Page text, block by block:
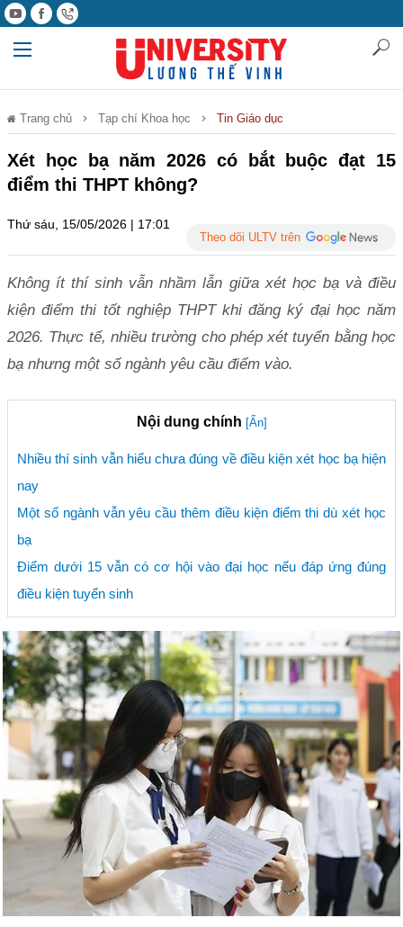
Trang chủ Tạp chí Khoa học Tin Giáo dục
Xét học bạ năm 2026 có bắt buộc đạt 15
điểm thi THPT không?
Thứ sáu, 15/05/2026 | 17:01
Theo dõi ULTV trên
Không ít thí sinh vẫn nhầm lẫn giữa xét học bạ và điều
kiện điểm thi tốt nghiệp THPT khi đăng ký đại học năm
2026. Thực tế, nhiều trường cho phép xét tuyển bằng học
bạ nhưng một số ngành yêu cầu điểm vào.
Nội dung chính [Ẩn]
Nhiều thí sinh vẫn hiểu chưa đúng về điều kiện xét học bạ hiện
nay
Một số ngành vẫn yêu cầu thêm điều kiện điểm thi dù xét học
bạ
Điểm dưới 15 vẫn có cơ hội vào đại học nếu đáp ứng đúng
điều kiện tuyển sinh